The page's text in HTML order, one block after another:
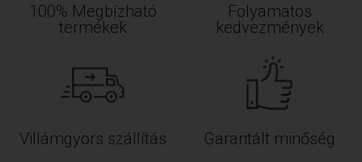
100% Megbízható
termékek
Folyamatos
kedvezmények
Villámgyors szállítás Garantált minőség